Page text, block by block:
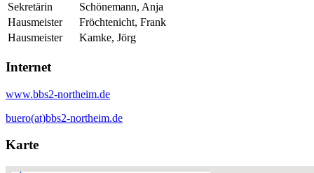
Sekretärin
Schönemann, Anja
Hausmeister
Fröchtenicht, Frank
Hausmeister
Kamke, Jörg
Internet
www.bbs2-northeim.de
buero(at)bbs2-northeim.de
Karte